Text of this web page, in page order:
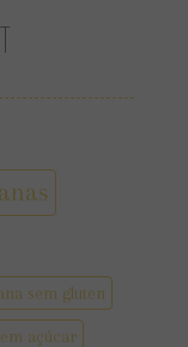
sem gluten
açúcar